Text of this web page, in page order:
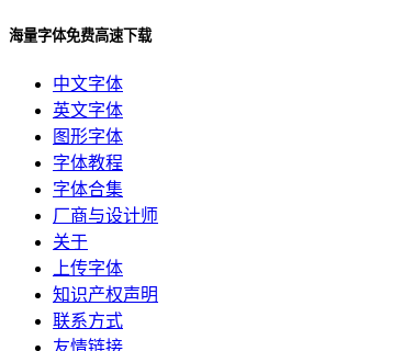
海量字体免费高速下载
中文字体
英文字体
图形字体
字体教程
字体合集
厂商与设计师
关于
上传字体
知识产权声明
联系方式